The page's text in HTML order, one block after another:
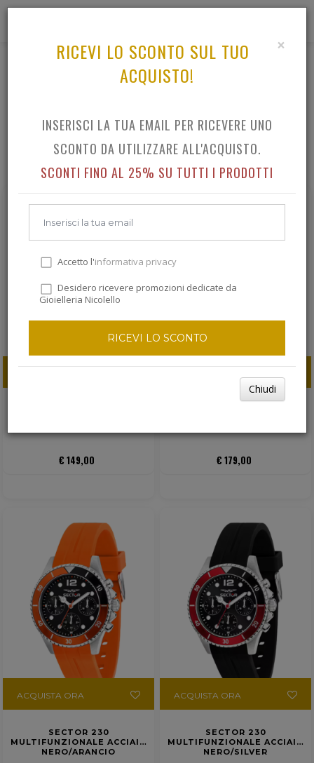
OROLOGI QUARZO
TUTTO IL CATALOGO OROLOGI QUARZO
€ 149,00 € 179,00
ACQUISTA ORA
SECTOR 230
MULTIFUNZIONALE ACCIAIO
NERO/ARANCIO
ACQUISTA ORA
SECTOR 230
MULTIFUNZIONALE ACCIAIO
NERO/SILVER
×
RICEVI LO SCONTO SUL TUO
ACQUISTO!
INSERISCI LA TUA EMAIL PER RICEVERE UNO
SCONTO DA UTILIZZARE ALL'ACQUISTO.
SCONTI FINO AL 25% SU TUTTI I PRODOTTI
Accetto l'informativa privacy
Desidero ricevere promozioni dedicate da
Gioielleria Nicolello
RICEVI LO SCONTO
Chiudi